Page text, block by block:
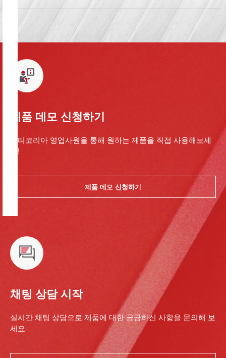
제품 데모 신청하기
힐티코리아 영업사원을 통해 원하는 제품을 직접 사용해보세
요!
제품 데모 신청하기
채팅 상담 시작
실시간 채팅 상담으로 제품에 대한 궁금하신 사항을 문의해 보
세요.